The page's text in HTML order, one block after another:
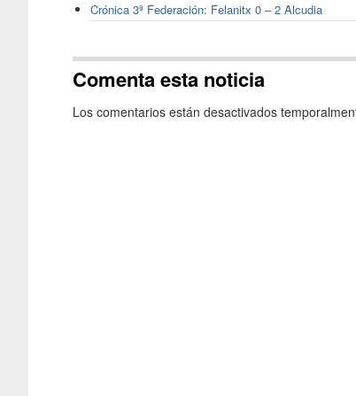
Crónica 3ª Federación: Felanitx 0 – 2 Alcudia
Comenta esta noticia
Los comentarios están desactivados